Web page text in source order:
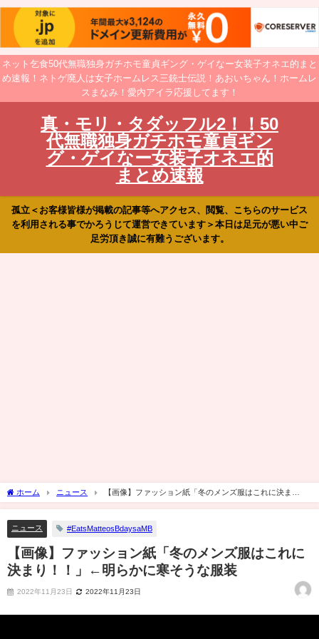
ネット乞食50代無職独身ガチホモ童貞ギング・ゲイなー女装子オネエ的まと
め速報！ネトゲ廃人は女子ホームレス三銃士伝説！あおいちゃん！ホームレ
スまなみ！愛内アイラ応援してます！
真・モリ・タダッフル2！！50
代無職独身ガチホモ童貞ギン
グ・ゲイなー女装子オネエ的
まとめ速報
孤立＜お客様皆様が掲載の記事等へアクセス、閲覧、こちらのサービス
を利用される事でかろうじて運営できています＞本日は足元が悪い中ご
足労頂き誠に有難うございます。
ホーム ニュース
【画像】ファッション紙「冬のメンズ服はこれに決ま
り！！」←明らかに寒そうな服装
ニュース #EatsMatteosBdaysaMB
【画像】ファッション紙「冬のメンズ服はこれに
決まり！！」←明らかに寒そうな服装
2022年11月23日 2022年11月23日